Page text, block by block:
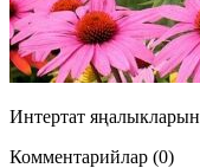
Интертат яңалыкларын
Комментарийлар (0)